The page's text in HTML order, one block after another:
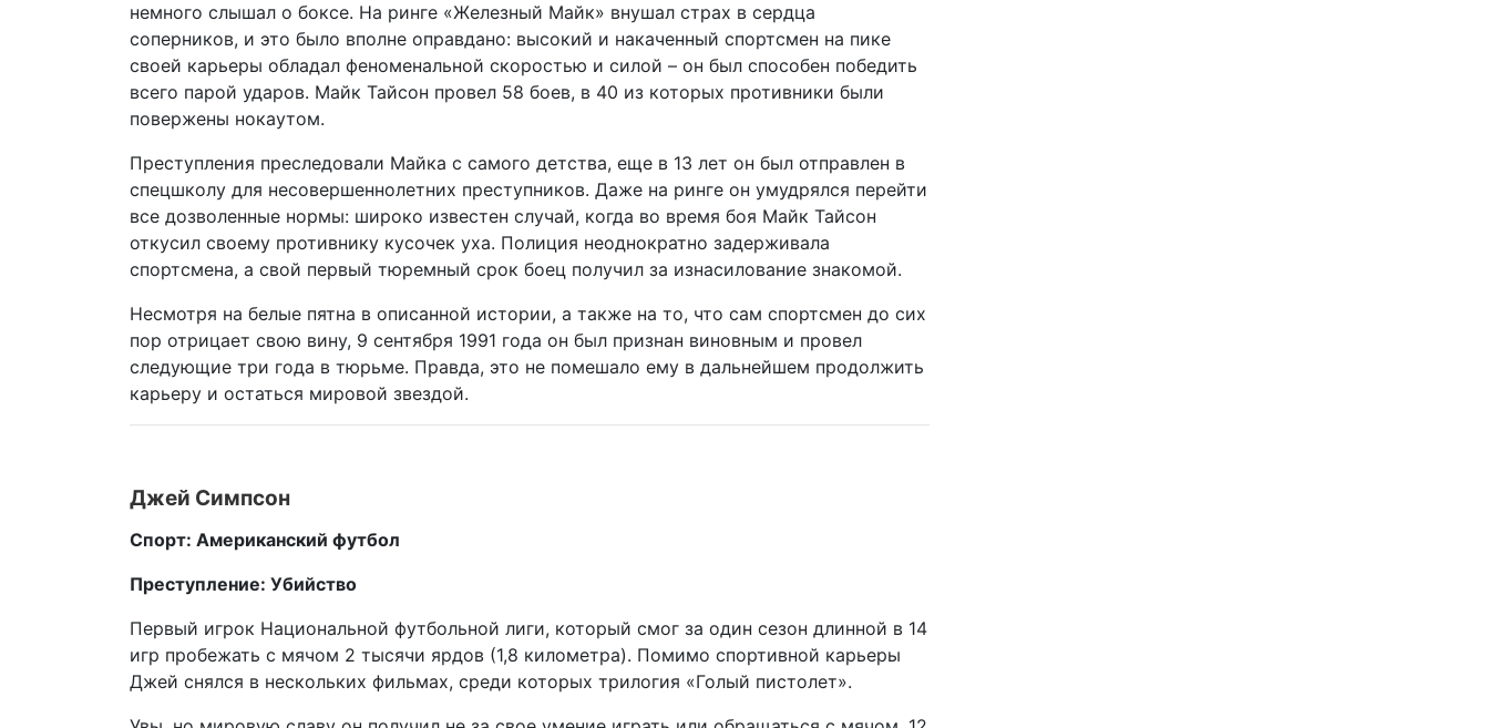
немного слышал о боксе. На ринге «Железный Майк» внушал страх в сердца
соперников, и это было вполне оправдано: высокий и накаченный спортсмен на пике
своей карьеры обладал феноменальной скоростью и силой – он был способен победить
всего парой ударов. Майк Тайсон провел 58 боев, в 40 из которых противники были
повержены нокаутом.
Преступления преследовали Майка с самого детства, еще в 13 лет он был отправлен в
спецшколу для несовершеннолетних преступников. Даже на ринге он умудрялся перейти
все дозволенные нормы: широко известен случай, когда во время боя Майк Тайсон
откусил своему противнику кусочек уха. Полиция неоднократно задерживала
спортсмена, а свой первый тюремный срок боец получил за изнасилование знакомой.
Несмотря на белые пятна в описанной истории, а также на то, что сам спортсмен до сих
пор отрицает свою вину, 9 сентября 1991 года он был признан виновным и провел
следующие три года в тюрьме. Правда, это не помешало ему в дальнейшем продолжить
карьеру и остаться мировой звездой.
Джей Симпсон
Спорт: Американский футбол
Преступление: Убийство
Первый игрок Национальной футбольной лиги, который смог за один сезон длинной в 14
игр пробежать с мячом 2 тысячи ярдов (1,8 километра). Помимо спортивной карьеры
Джей снялся в нескольких фильмах, среди которых трилогия «Голый пистолет».